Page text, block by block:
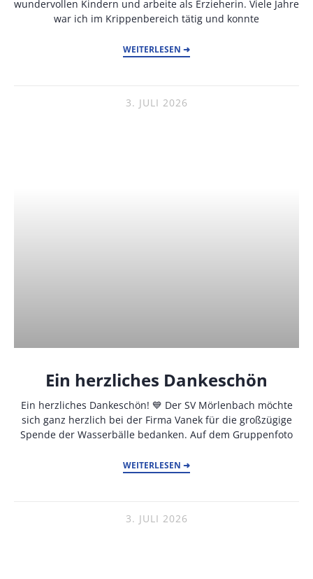
wundervollen Kindern und arbeite als Erzieherin. Viele Jahre
war ich im Krippenbereich tätig und konnte
WEITERLESEN ➜
3. JULI 2026
Ein herzliches Dankeschön
Ein herzliches Dankeschön! 💙 Der SV Mörlenbach möchte
sich ganz herzlich bei der Firma Vanek für die großzügige
Spende der Wasserbälle bedanken. Auf dem Gruppenfoto
WEITERLESEN ➜
3. JULI 2026